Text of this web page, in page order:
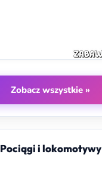
Zobacz wszystkie »
Pociągi i lokomotywy